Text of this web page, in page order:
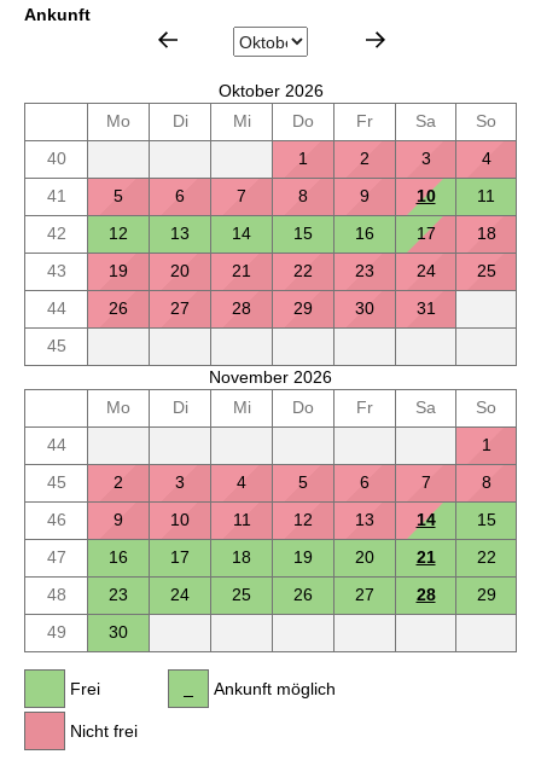
Ankunft
Oktober 2026
Mo
Di Mi Do Fr Sa
So
40
1 2 3
4
41
5 6 7 8 9 10
11
42
12 13 14 15 16 17
18
43
19 20 21 22 23 24
25
44
26 27 28 29 30
31
45
November 2026
Mo
Di Mi Do Fr Sa
So
44
1
45
2 3 4 5 6 7
8
46
9 10 11 12 13 14
15
47
16 17 18 19 20 21
22
48
23 24 25 26 27 28
29
49
30
Frei
Nicht frei
Ankunft möglich